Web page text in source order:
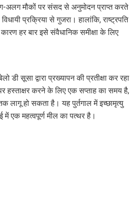
अलग मौकों पर संसद से अनुमोदन प्राप्त करते
प्रक्रिया से गुजरा। हालांकि, राष्ट्रपति
हर बार इसे संवैधानिक समीक्षा के लिए
डी सूसा द्वारा प्रख्यापन की प्रतीक्षा कर रहा
हस्ताक्षर करने के लिए एक सप्ताह का समय है,
हो सकता है। यह पुर्तगाल में इच्छामृत्यु
में एक महत्वपूर्ण मील का पत्थर है।